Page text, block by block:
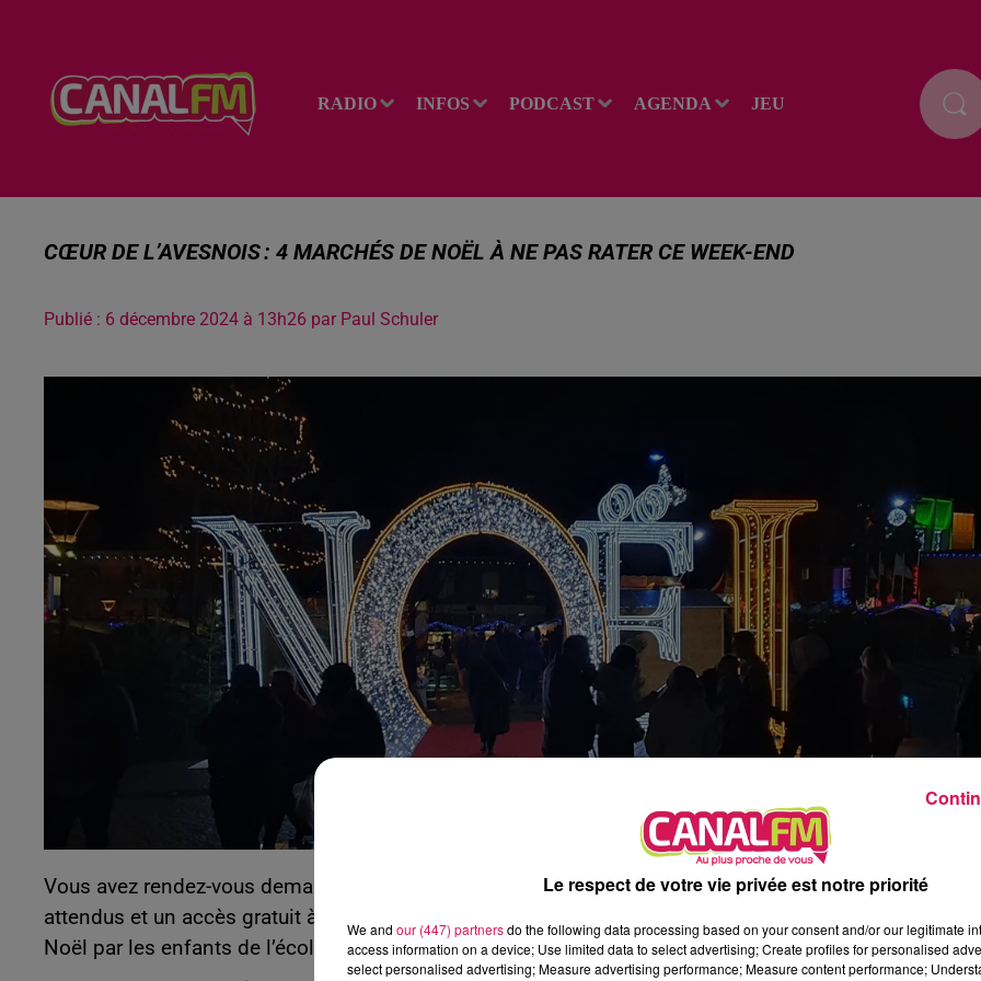
RADIO INFOS PODCAST AGENDA JEU
CŒUR DE L’AVESNOIS : 4 MARCHÉS DE NOËL À NE PAS RATER CE WEEK-END
Publié : 6 décembre 2024 à 13h26 par Paul Schuler
Vous avez rendez-vous demain dans la nouvelle halle communale deDourlers, avec 25 exposants
attendus et un accès gratuit à une patinoire pour les enfants. À 17h, il y aura en bonus un concert de
Noël par les enfants de l’école, en présence du Père Noël...
0h00 - 8h00
Les hits de Canal FM
8h00 - 12h00
EVA CHEZ VOUS
Le respect de votre vie privée est notre priorité
We and our (447) partnersdo the following data processing based on your consent and/or our legitimate
access information on a device; Use limited data to select advertising; Create profiles for personalised
select personalised advertising; Measure advertising performance; Measure content performance;